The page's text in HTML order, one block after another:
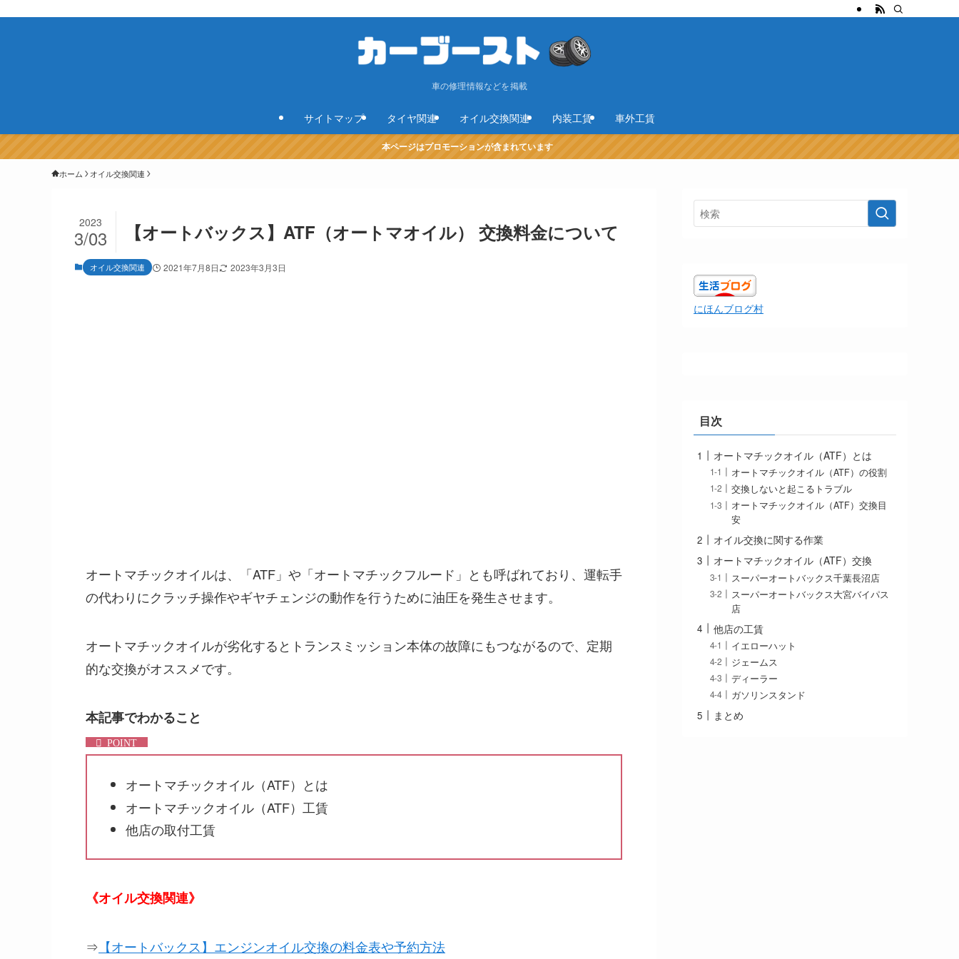
車の修理情報などを掲載
サイトマップ タイヤ関連 オイル交換関連 内装工賃 車外工賃
本ページはプロモーションが含まれています
ホーム オイル交換関連
【オートバックス】ATF（オートマオイル） 交換料金について
2023
3/03
オイル交換関連 2021年7月8日 2023年3月3日
オートマチックオイルは、「ATF」や「オートマチックフルード」とも呼ばれており、運転手
の代わりにクラッチ操作やギヤチェンジの動作を行うために油圧を発生させます。
オートマチックオイルが劣化するとトランスミッション本体の故障にもつながるので、定期
的な交換がオススメです。
本記事でわかること
オートマチックオイル（ATF）とは
オートマチックオイル（ATF）工賃
他店の取付工賃
《オイル交換関連》
⇒ 【オートバックス】エンジンオイル交換の料金表や予約方法
にほんブログ村
目次
オートマチックオイル（ATF）とは
オートマチックオイル（ATF）の役割
交換しないと起こるトラブル
オートマチックオイル（ATF）交換目
安
オイル交換に関する作業
オートマチックオイル（ATF）交換
スーパーオートバックス千葉長沼店
スーパーオートバックス大宮バイパス
店
他店の工賃
イエローハット
ジェームス
ディーラー
ガソリンスタンド
まとめ